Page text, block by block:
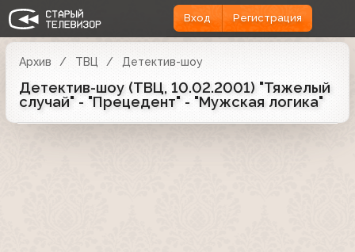
Вход Регистрация
Архив ТВЦ Детектив-шоу
Детектив-шоу (ТВЦ, 10.02.2001) "Тяжелый
случай" - "Прецедент" - "Мужская логика"